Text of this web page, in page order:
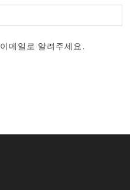
메일로 알려주세요.